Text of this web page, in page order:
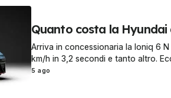
OmniTrattore.it
Quanto costa la Hyundai
Arriva in concessionaria la Ioniq 6
km/h in 3,2 secondi e tanto altro.
5 ago